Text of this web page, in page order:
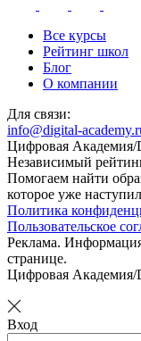
Все курсы
Рейтинг школ
Блог
О компании
Для связи:
info@digital-
Цифровая Академия/
Независимый
Помогаем найти
которое уже
Политика
Пользовательское
Реклама.
странице.
Цифровая Академия/
Вход